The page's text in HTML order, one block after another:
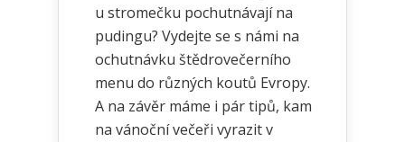
u stromečku pochutnávají na
pudingu? Vydejte se s námi na
ochutnávku štědrovečerního
menu do různých koutů Evropy.
A na závěr máme i pár tipů, kam
na vánoční večeři vyrazit v